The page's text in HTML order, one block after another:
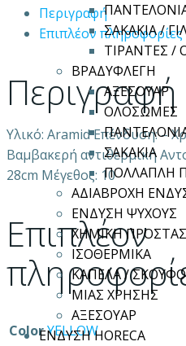
ΣΑΚΑΚΙΑ /
ΤΙΡΑΝΤΕΣ /
ΒΡΑΔΥΦΛΕΓΗ
ΑΞΕΣΟΥΑΡ
ΟΛΟΣΩΜΕΣ
ΣΑΚΑΚΙΑ
ΠΟΛΛΑΠΛΗ
ΑΔΙΑΒΡΟΧΗ
ΕΝΔΥΣΗ ΨΥΧΟΥΣ
ΧΗΜΙΚΗ
ΙΣΟΘΕΡΜΙΚΑ
ΚΑΠΕΛΑ /
ΜΙΑΣ ΧΡΗΣΗΣ
ΑΞΕΣΟΥΑΡ
ΕΝΔΥΣΗ HORECA
Περιγραφή
Επιπλέον πληροφορίες
Περιγραφή
Υλικό: Aramid Επένδυση: –
Βαμβακερή αντιθερμική
28cm Μέγεθος: 10
Επιπλέον
ColorYELLOW